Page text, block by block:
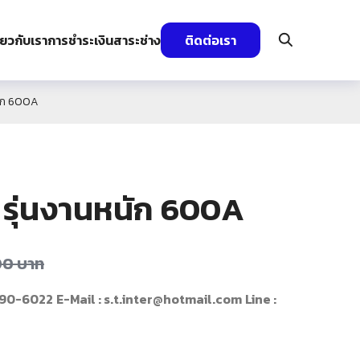
วกับเราการชำระเงินสาระช่าง ติดต่อเรา
600A
นงานหนัก 600A
บาท
6022 E-Mail : s.t.inter@hotmail.com Line :